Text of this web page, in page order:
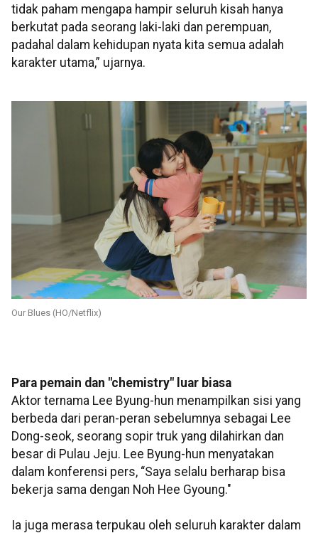
tidak paham mengapa hampir seluruh kisah hanya
berkutat pada seorang laki-laki dan perempuan,
padahal dalam kehidupan nyata kita semua adalah
karakter utama,” ujarnya.
Our Blues (HO/Netflix)
Para pemain dan "chemistry" luar biasa
Aktor ternama Lee Byung-hun menampilkan sisi yang
berbeda dari peran-peran sebelumnya sebagai Lee
Dong-seok, seorang sopir truk yang dilahirkan dan
besar di Pulau Jeju. Lee Byung-hun menyatakan
dalam konferensi pers, “Saya selalu berharap bisa
bekerja sama dengan Noh Hee Gyoung."
Ia juga merasa terpukau oleh seluruh karakter dalam